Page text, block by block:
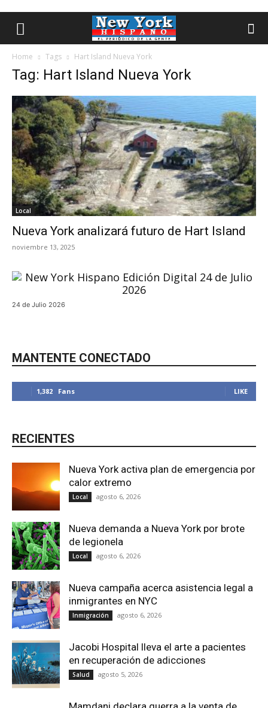
Home Tags Hart Island Nueva York
Tag: Hart Island Nueva York
Local
Nueva York analizará futuro de Hart Island
noviembre 13, 2025
24 de Julio 2026
MANTENTE CONECTADO
1,382 Fans LIKE
RECIENTES
Nueva York activa plan de emergencia por
calor extremo
Local agosto 6, 2026
Nueva demanda a Nueva York por brote
de legionela
Local agosto 6, 2026
Nueva campaña acerca asistencia legal a
inmigrantes en NYC
Inmigración agosto 6, 2026
Jacobi Hospital lleva el arte a pacientes
en recuperación de adicciones
Salud agosto 5, 2026